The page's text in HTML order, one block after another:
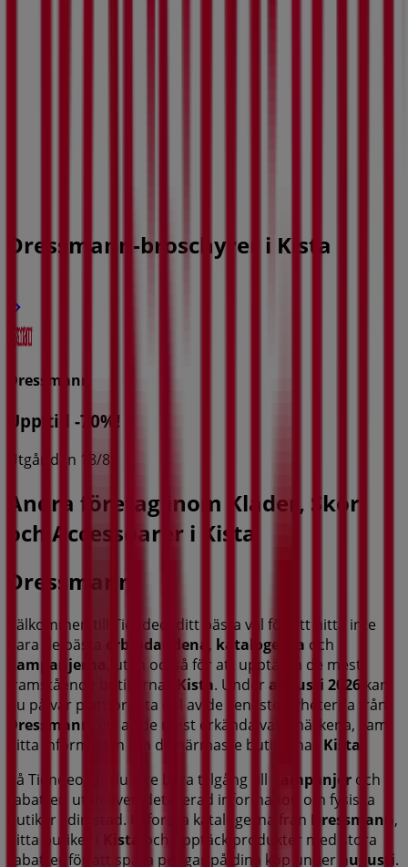
Dressmann-broschyrer i Kista
Dressmann
Upp till -70%!
Utgår den 18/8
Andra företag inom Kläder, Skor
och Accessoarer i Kista
Dressmann
Välkommen till Tiendeo, ditt bästa val för att hitta inte
bara de bästa
erbjudandena , katalogerna och
kampanjerna
, utan också för att upptäcka de mest
framstående butikerna i
Kista. Underaugusti 2026 kan
du på vår plattform ta del av de senaste nyheterna från
Dressmann
, ett av de mest erkända varumärkena, samt
hitta information om de närmaste butikerna i Kista
På Tiendeo får du inte bara tillgång till
kampanjer och
rabatter, utan även detaljerad information om fysiska
butiker i din stad. Utforska katalogerna från Dressmann ,
hitta butiker i
Kista
och upptäck produkter med stora
rabatter för att spara pengar på dina köp under augusti.